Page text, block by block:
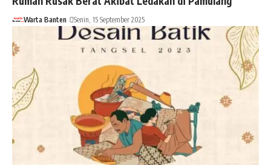
Warta Banten Senin, 15 September 2025